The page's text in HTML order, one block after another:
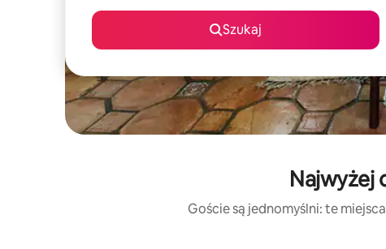
Szukaj
Najwyżej
Goście są jednomyślni: te